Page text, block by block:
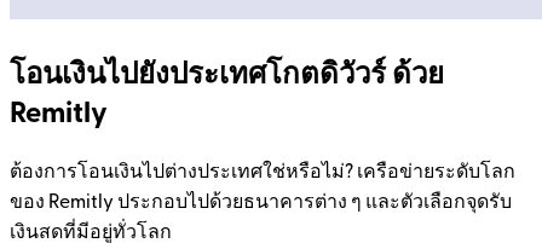
โอนเงินไปยังประเทศโกตดิวัวร์ ด้วย
Remitly
ต้องการโอนเงินไปต่างประเทศใช่หรือไม่? เครือข่ายระดับโลก
ของ Remitly ประกอบไปด้วยธนาคารต่าง ๆ และตัวเลือกจุดรับ
เงินสดที่มีอยู่ทั่วโลก